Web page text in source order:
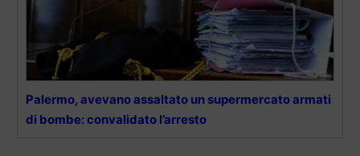
Palermo, avevano assaltato un supermercato armati
di bombe: convalidato l’arresto